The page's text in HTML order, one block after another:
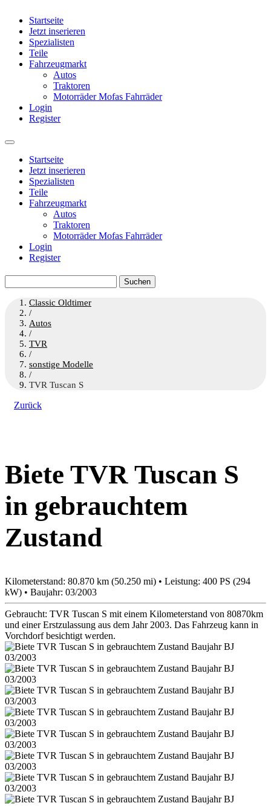
Startseite
Jetzt inserieren
Spezialisten
Teile
Fahrzeugmarkt
Autos
Traktoren
Motorräder Mofas Fahrräder
Login
Register
Startseite
Jetzt inserieren
Spezialisten
Teile
Fahrzeugmarkt
Autos
Traktoren
Motorräder Mofas Fahrräder
Login
Register
nach:
Classic Oldtimer
/
Autos
/
TVR
/
sonstige Modelle
/
TVR Tuscan S
Zurück
Biete TVR Tuscan S
in gebrauchtem
Zustand
Kilometerstand: 80.870 km (50.250 mi) • Leistung: 400 PS (294
kW) • Baujahr: 03/2003
Gebraucht: TVR Tuscan S mit einem Kilometerstand von 80870km
und einer Erstzulassung aus dem Jahr 2003. Das Fahrzeug kann in
Vorchdorf besichtigt werden.